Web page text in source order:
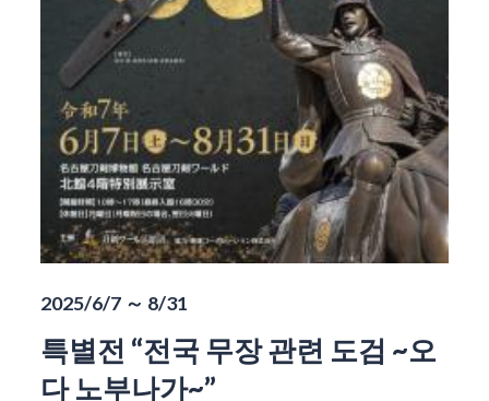
2025/6/7 ～ 8/31
특별전 “전국 무장 관련 도검 ~오
다 노부나가~”